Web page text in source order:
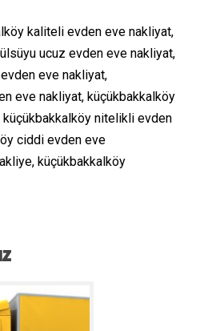
kaliteli evden eve nakliyat,
ucuz evden eve nakliyat,
eve nakliyat,
eve nakliyat, küçükbakkalköy
nitelikli evden
ciddi evden eve
küçükbakkalköy